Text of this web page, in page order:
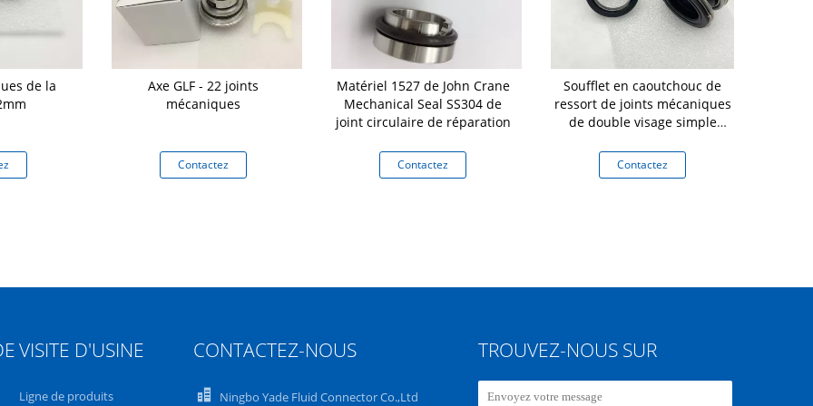
de la
Axe GLF - 22 joints
mécaniques
Contactez
Matériel 1527 de John Crane
Mechanical Seal SS304 de
joint circulaire de réparation
Contactez
Soufflet en caoutchouc de
ressort de joints mécaniques
de double visage simple
Contactez
VISITE D'USINE
Ligne de produits
CONTACTEZ-NOUS
Ningbo Yade Fluid Connector Co.,Ltd
TROUVEZ-NOUS SUR